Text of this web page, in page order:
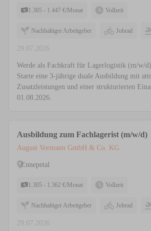
1.305 - 1.447 €/Monat Vollzeit
Nachhaltiger Arbeitgeber Jobrad
29.07.2026
Werde als Fachkraft für Lagerlogistik (m/w/d)
Starte eine 3-jährige duale Ausbildung mit
Zusatzleistungen und einer strukturierten
01.08.2026.
Ausbildung zum Fachlagerist (m/w/d)
August Vormann GmbH & Co. KG
Ennepetal
1.305 - 1.362 €/Monat Vollzeit
Nachhaltiger Arbeitgeber Jobrad
29.07.2026